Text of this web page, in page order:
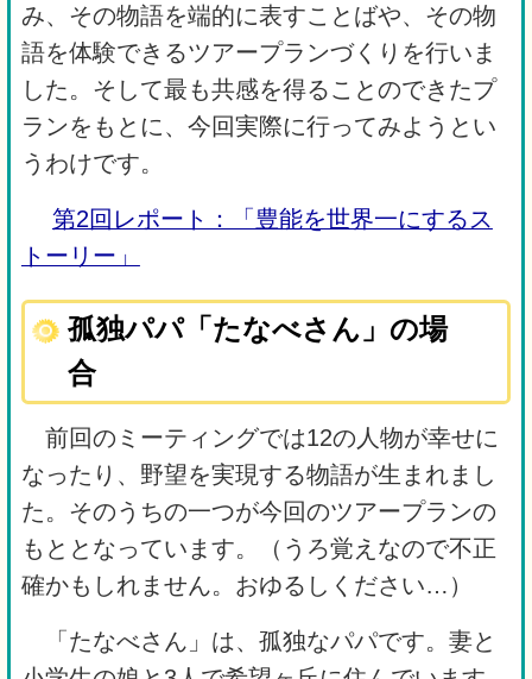
み、その物語を端的に表すことばや、その物
語を体験できるツアープランづくりを行いま
した。そして最も共感を得ることのできたプ
ランをもとに、今回実際に行ってみようとい
うわけです。
第2回レポート：「豊能を世界一にするス
トーリー」
孤独パパ「たなべさん」の場
合
前回のミーティングでは12の人物が幸せに
なったり、野望を実現する物語が生まれまし
た。そのうちの一つが今回のツアープランの
もととなっています。（うろ覚えなので不正
確かもしれません。おゆるしください…）
「たなべさん」は、孤独なパパです。妻と